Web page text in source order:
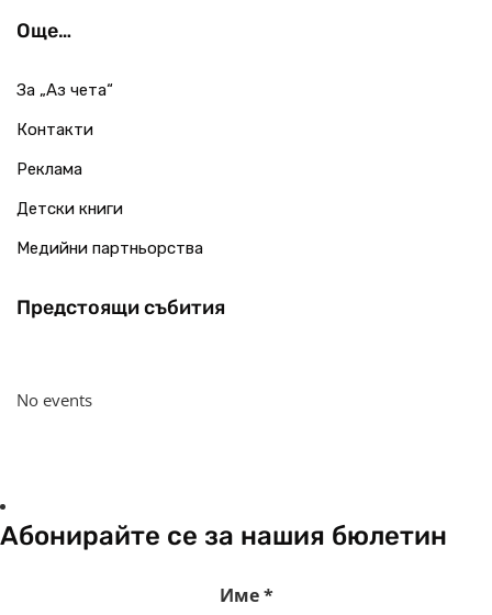
Още…
За „Аз чета“
Контакти
Реклама
Детски книги
Медийни партньорства
Предстоящи събития
No events
Абонирайте се за нашия бюлетин
Име*